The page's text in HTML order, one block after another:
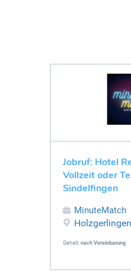
Jobruf: Hotel
Vollzeit oder
Sindelfingen
MinuteMatch
Holzgerlingen
Gehalt: nach Vereinbarung